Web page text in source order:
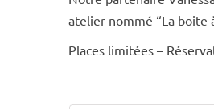
atelier nommé “La boite
Places limitées –